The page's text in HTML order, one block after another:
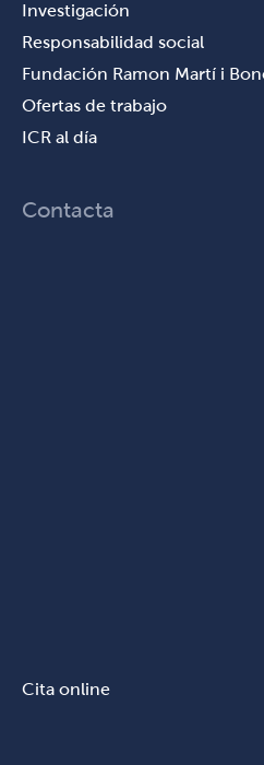
Investigación
Responsabilidad social
Fundación Ramon Martí i
Ofertas de trabajo
ICR al día
Contacta
Cita online